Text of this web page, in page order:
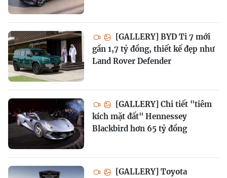
[GALLERY] BYD Ti 7 mới
gần 1,7 tỷ đồng, thiết kế đẹp như
Land Rover Defender
[GALLERY] Chi tiết "tiêm
kích mặt đất" Hennessey
Blackbird hơn 65 tỷ đồng
[GALLERY] Toyota